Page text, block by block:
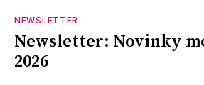
NEWSLETTER
Newsletter: Novinky
2026